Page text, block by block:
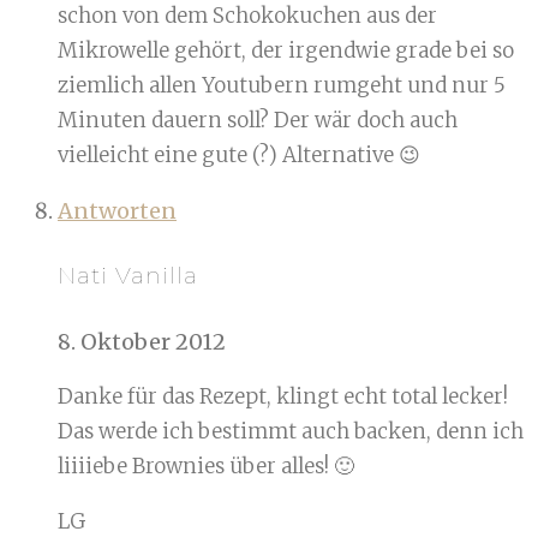
schon von dem Schokokuchen aus der
Mikrowelle gehört, der irgendwie grade bei so
ziemlich allen Youtubern rumgeht und nur 5
Minuten dauern soll? Der wär doch auch
vielleicht eine gute (?) Alternative 😉
Antworten
Nati Vanilla
8. Oktober 2012
Danke für das Rezept, klingt echt total lecker!
Das werde ich bestimmt auch backen, denn ich
liiiiebe Brownies über alles! 🙂
LG